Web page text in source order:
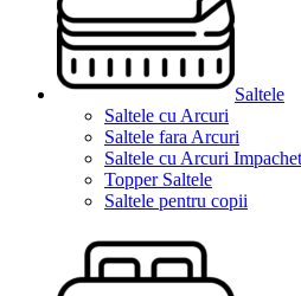
Saltele
Saltele cu Arcuri
Saltele fara Arcuri
Saltele cu Arcuri
Topper Saltele
Saltele pentru copii